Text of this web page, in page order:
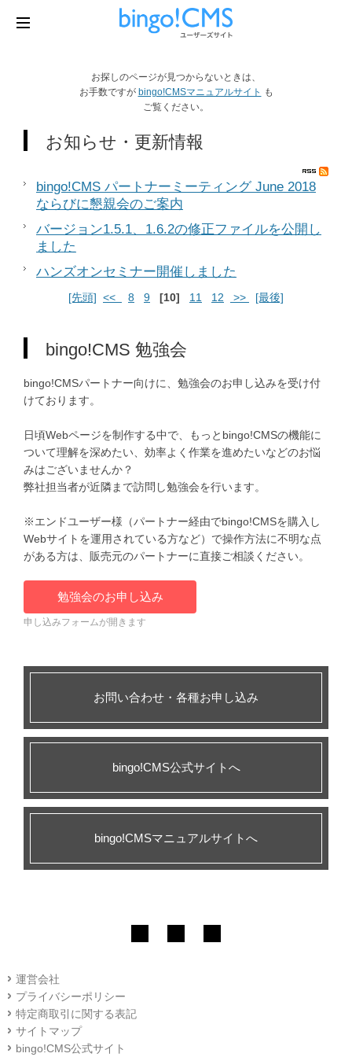
お探しのページが見つからないときは、
お手数ですが bingo!CMSマニュアルサイト も
ご覧ください。
お知らせ・更新情報
bingo!CMS パートナーミーティング June 2018
ならびに懇親会のご案内
バージョン1.5.1、1.6.2の修正ファイルを公開し
ました
ハンズオンセミナー開催しました
[先頭] << 8 9 [10] 11 12 >> [最後]
bingo!CMS 勉強会
bingo!CMSパートナー向けに、勉強会のお申し込みを受け付
けております。
日頃Webページを制作する中で、もっとbingo!CMSの機能に
ついて理解を深めたい、効率よく作業を進めたいなどのお悩
みはございませんか？
弊社担当者が近隣まで訪問し勉強会を行います。
※エンドユーザー様（パートナー経由でbingo!CMSを購入し
Webサイトを運用されている方など）で操作方法に不明な点
がある方は、販売元のパートナーに直接ご相談ください。
勉強会のお申し込み
申し込みフォームが開きます
お問い合わせ・各種お申し込み
bingo!CMS公式サイトへ
bingo!CMSマニュアルサイトへ
運営会社
プライバシーポリシー
特定商取引に関する表記
サイトマップ
bingo!CMS公式サイト